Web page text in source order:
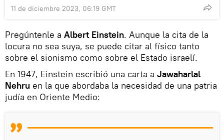
11 de diciembre 2023, 06:19 GMT
Pregúntenle a Albert Einstein. Aunque la cita de la
locura no sea suya, se puede citar al físico tanto
sobre el sionismo como sobre el Estado israelí.
En 1947, Einstein escribió una carta a Jawaharlal
Nehru en la que abordaba la necesidad de una patria
judía en Oriente Medio: